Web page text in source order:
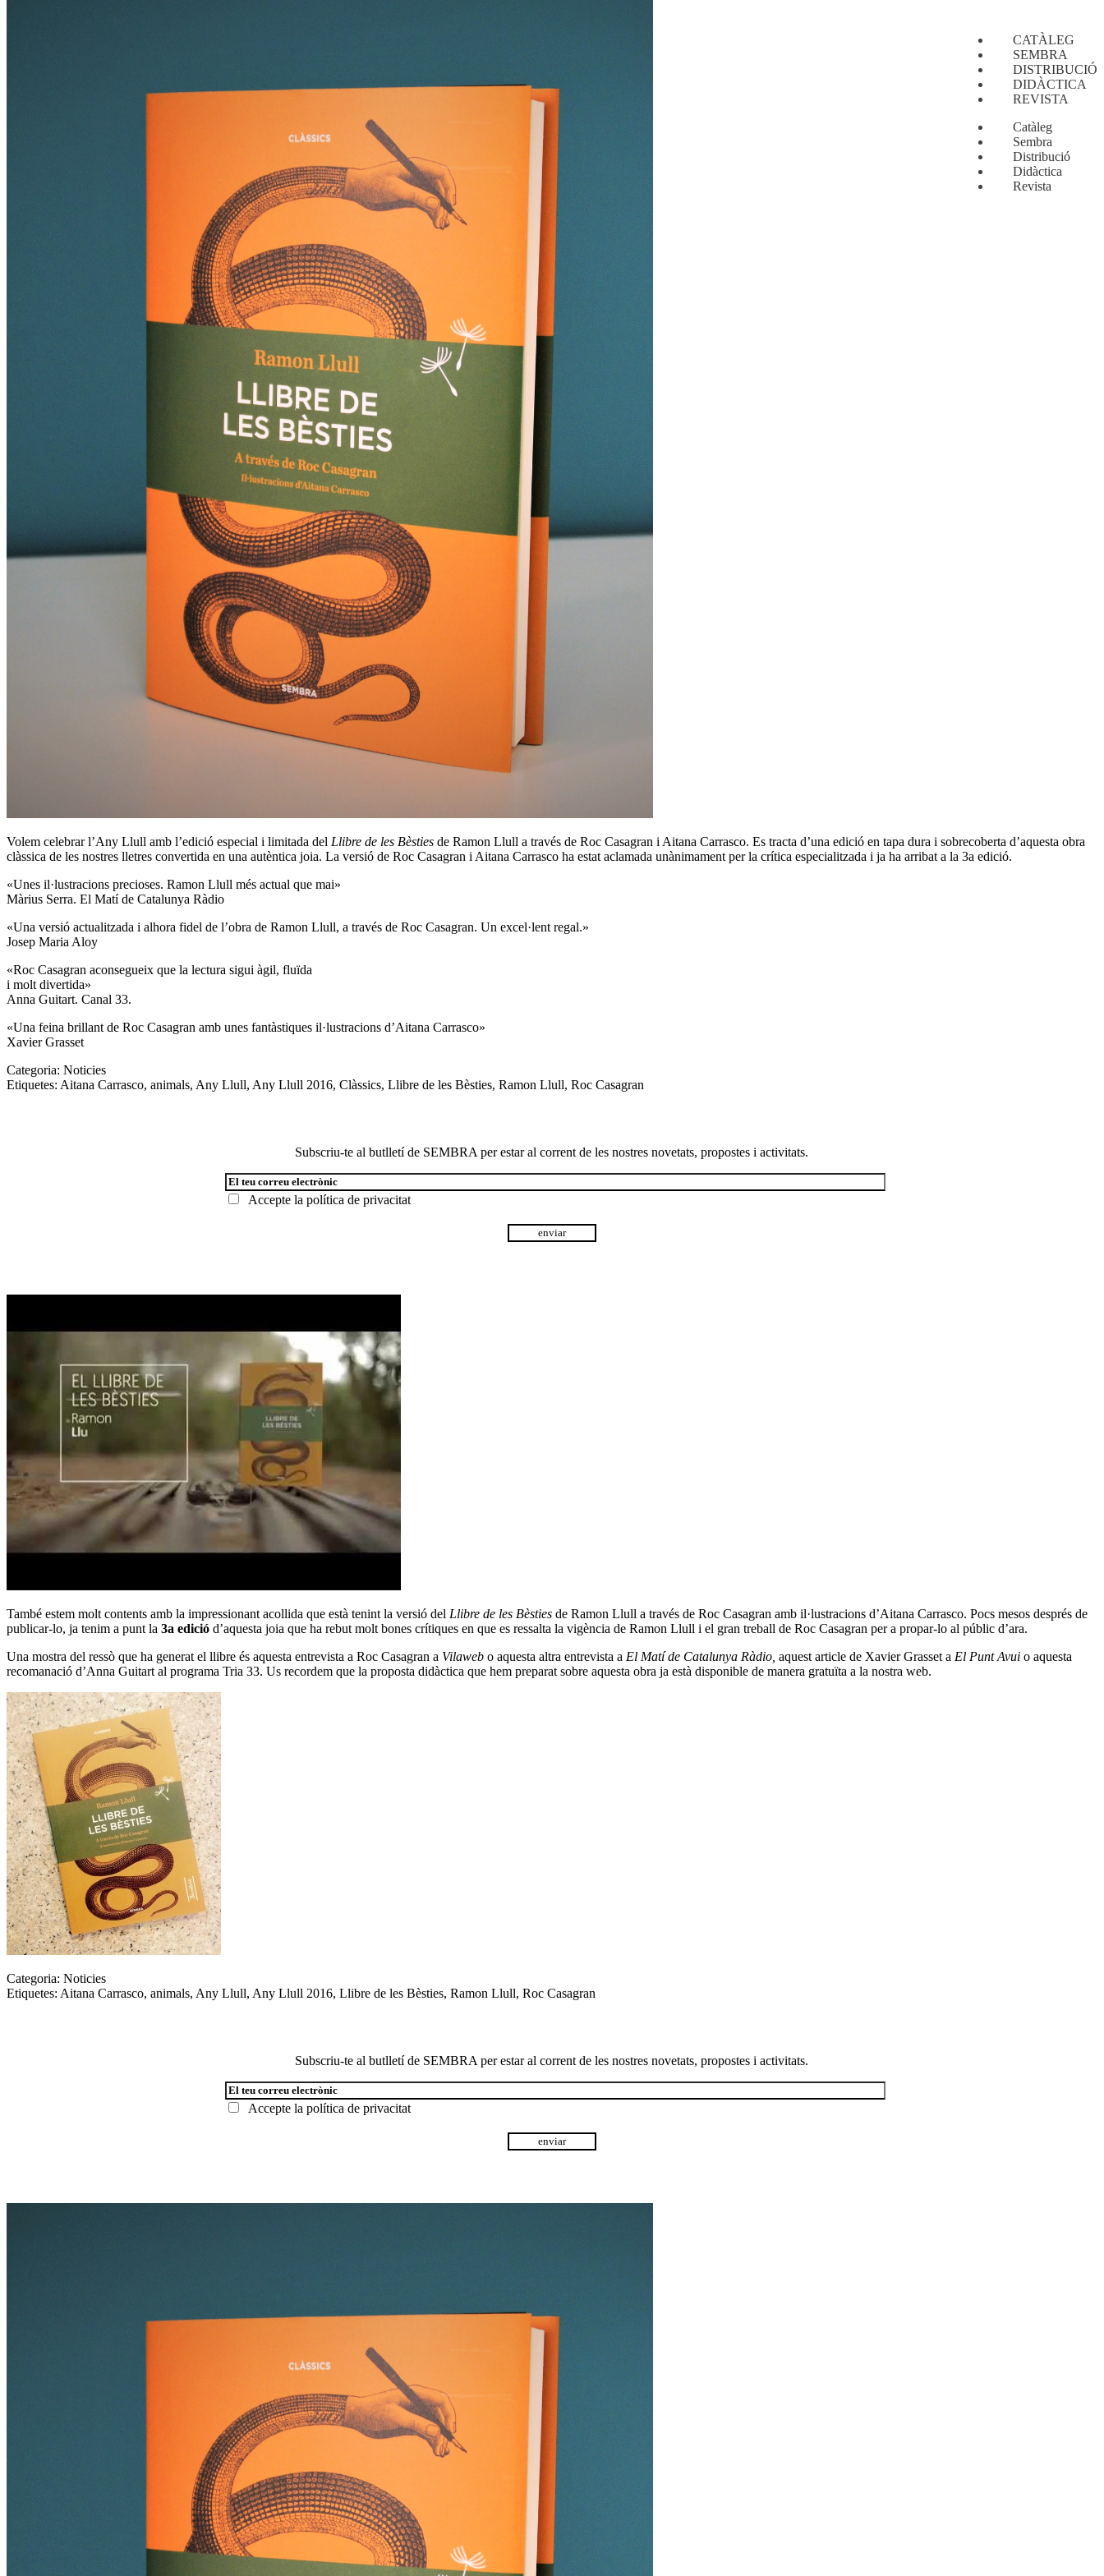
CATÀLEG
SEMBRA
DISTRIBUCIÓ
DIDÀCTICA
REVISTA
Catàleg
Sembra
Distribució
Didàctica
Revista
Volem celebrar l’Any Llull amb l’edició especial i limitada del Llibre de les Bèsties de Ramon Llull a través de Roc Casagran i Aitana Carrasco. Es tracta d’una edició en tapa dura i sobrecoberta d’aquesta obra
clàssica de les nostres lletres convertida en una autèntica joia. La versió de Roc Casagran i Aitana Carrasco ha estat aclamada unànimament per la crítica especialitzada i ja ha arribat a la 3a edició.
«Unes il·lustracions precioses. Ramon Llull més actual que mai»
Màrius Serra. El Matí de Catalunya Ràdio
«Una versió actualitzada i alhora fidel de l’obra de Ramon Llull, a través de Roc Casagran. Un excel·lent regal.»
Josep Maria Aloy
«Roc Casagran aconsegueix que la lectura sigui àgil, fluïda
i molt divertida»
Anna Guitart. Canal 33.
«Una feina brillant de Roc Casagran amb unes fantàstiques il·lustracions d’Aitana Carrasco»
Xavier Grasset
Categoria: Noticies
Etiquetes: Aitana Carrasco, animals, Any Llull, Any Llull 2016, Clàssics, Llibre de les Bèsties, Ramon Llull, Roc Casagran
Subscriu-te al butlletí de SEMBRA per estar al corrent de les nostres novetats, propostes i activitats.
Accepte la política de privacitat
També estem molt contents amb la impressionant acollida que està tenint la versió del Llibre de les Bèsties de Ramon Llull a través de Roc Casagran amb il·lustracions d’Aitana Carrasco. Pocs mesos després de
publicar-lo, ja tenim a punt la 3a edició d’aquesta joia que ha rebut molt bones crítiques en que es ressalta la vigència de Ramon Llull i el gran treball de Roc Casagran per a propar-lo al públic d’ara.
Una mostra del ressò que ha generat el llibre és aquesta entrevista a Roc Casagran a Vilaweb o aquesta altra entrevista a El Matí de Catalunya Ràdio, aquest article de Xavier Grasset a El Punt Avui o aquesta
recomanació d’Anna Guitart al programa Tria 33. Us recordem que la proposta didàctica que hem preparat sobre aquesta obra ja està disponible de manera gratuïta a la nostra web.
Categoria: Noticies
Etiquetes: Aitana Carrasco, animals, Any Llull, Any Llull 2016, Llibre de les Bèsties, Ramon Llull, Roc Casagran
Subscriu-te al butlletí de SEMBRA per estar al corrent de les nostres novetats, propostes i activitats.
Accepte la política de privacitat